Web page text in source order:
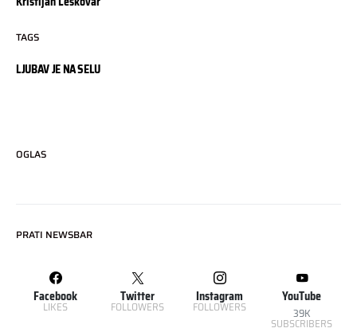
TAGS
LJUBAV JE NA SELU
OGLAS
PRATI NEWSBAR
Facebook
LIKES
Twitter
FOLLOWERS
Instagram
FOLLOWERS
YouTube
39K
SUBSCRIBERS